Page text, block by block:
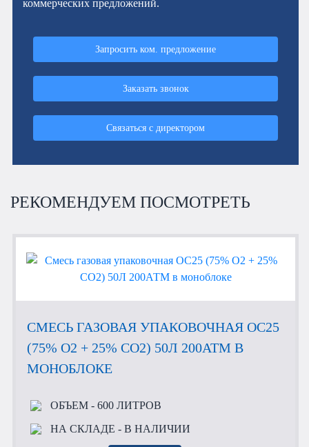
коммерческих предложений.
Запросить ком. предложение
Заказать звонок
Связаться с директором
РЕКОМЕНДУЕМ ПОСМОТРЕТЬ
СМЕСЬ ГАЗОВАЯ УПАКОВОЧНАЯ OC25
(75% O2 + 25% CO2) 50Л 200АТМ В
МОНОБЛОКЕ
ОБЪЕМ- 600 ЛИТРОВ
НА СКЛАДЕ - В НАЛИЧИИ